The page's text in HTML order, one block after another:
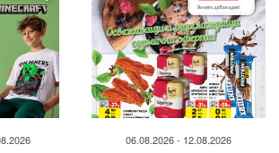
06.08.2026 - 12.08.2026